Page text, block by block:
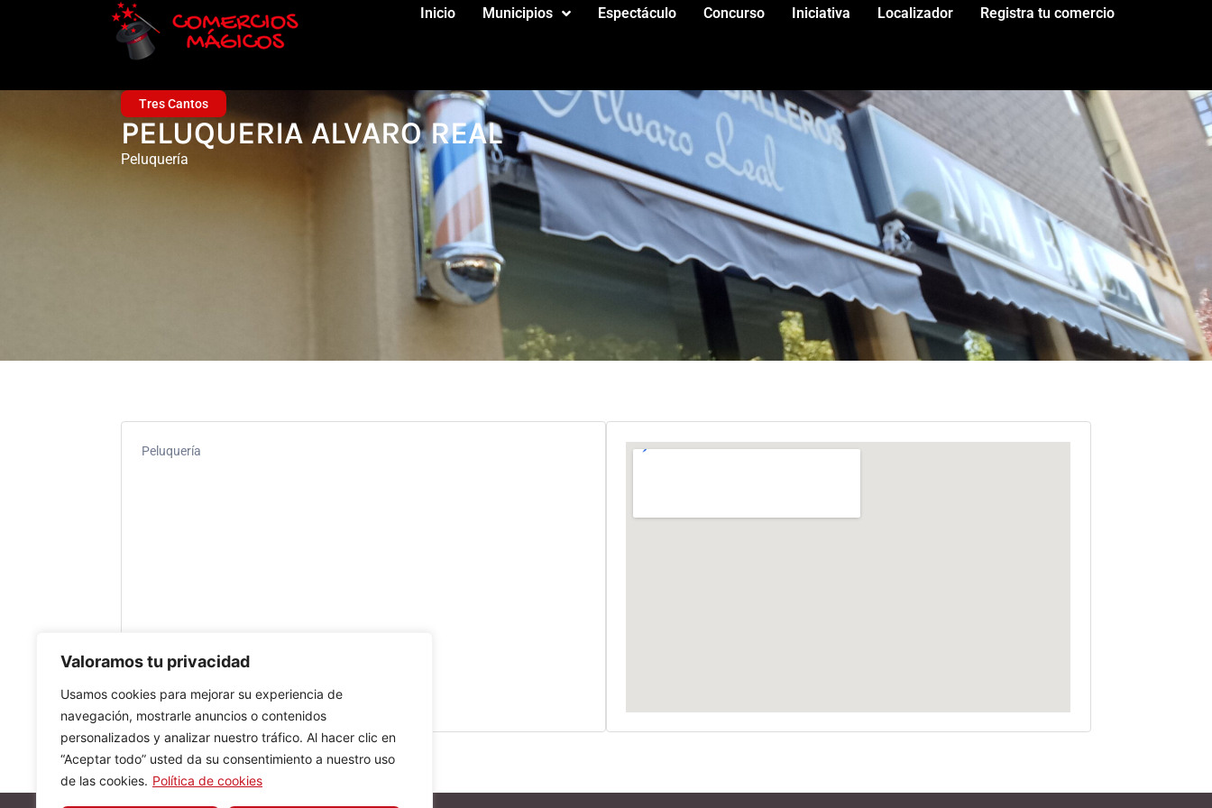
Valoramos tu privacidad
Usamos cookies para mejorar su experiencia de
navegación, mostrarle anuncios o contenidos
personalizados y analizar nuestro tráfico. Al hacer clic en
“Aceptar todo” usted da su consentimiento a nuestro uso
de las cookies. Política de cookies
Inicio Municipios Espectáculo Concurso Iniciativa Localizador Registra tu comercio
Tres Cantos
PELUQUERIA ALVARO REAL
Peluquería
Peluquería